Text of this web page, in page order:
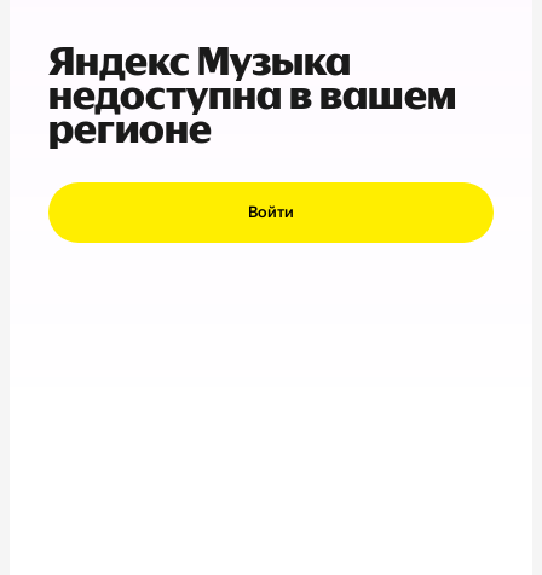
Яндекс Музыка
недоступна в вашем
регионе
Войти